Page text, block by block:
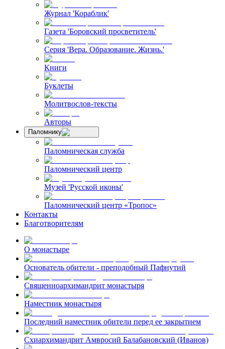
Журнал 'Кораблик'
Газета 'Боровский просветитель'
Серия 'Вера. Образование. Жизнь.'
Книги
Буклеты
Молитвослов-тексты
Авторы
Паломнику
Паломническая служба
Паломнический центр
Музей 'Русской иконы'
Паломнический центр «Тропос»
Контакты
Благотворителям
О монастыре
Основатель обители - преподобный Пафнутий
Священноархимандрит монастыря
Наместник монастыря
Последний наместник обители перед ее закрытием
Схиархимандрит Амвросий Балабановский (Иванов)